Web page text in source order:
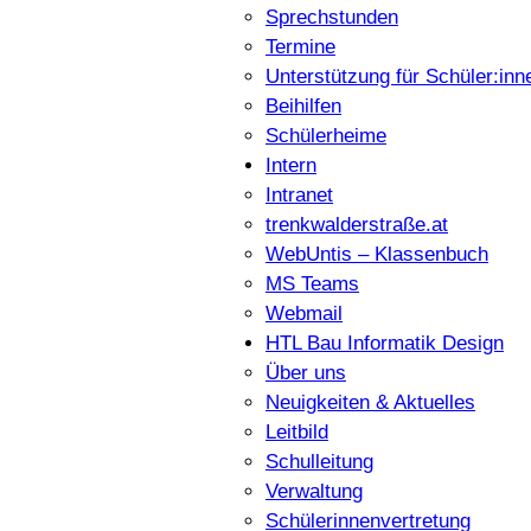
Sprechstunden
Termine
Unterstützung für
Beihilfen
Schülerheime
Intern
Intranet
trenkwalderstraße.at
WebUntis – Klassenbuch
MS Teams
Webmail
HTL Bau Informatik Design
Über uns
Neuigkeiten & Aktuelles
Leitbild
Schulleitung
Verwaltung
Schülerinnenvertretung